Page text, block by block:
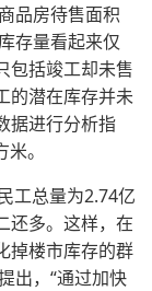
品房待售面积
存量看起来仅
包括竣工却未售
的潜在库存并未
据进行分析指
。
工总量为2.74亿
多。这样，在
掉楼市库存的群
出，“通过加快